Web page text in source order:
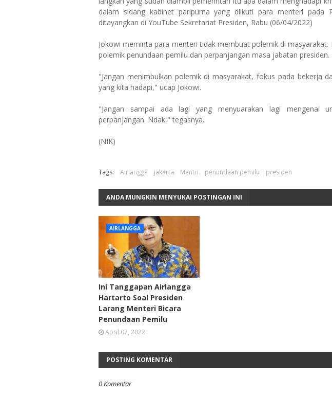
dalam sidang kabinet paripurna yang diikuti para menteri pada
ditayangkan di YouTube Sekretariat Presiden, Rabu (06/04/2022)
Jokowi meminta para menteri tidak membuat polemik di
polemik penundaan pemilu dan perpanjangan masa jabatan presiden.
"Jangan menimbulkan polemik di masyarakat, fokus pada bekerja
yang kita hadapi," ucap Jokowi.
"Jangan sampai ada lagi yang menyuarakan lagi mengenai
perpanjangan. Ndak," tegasnya.
(NIK)
Tags: Airlangga jakarta Mentri penundaan pemilu presiden
ANDA MUNGKIN MENYUKAI POSTINGAN INI
AIRLANGGA
Ini Tanggapan Airlangga
Hartarto Soal Presiden
Larang Menteri Bicara
Penundaan Pemilu
April 07, 2022
POSTING KOMENTAR
0 Komentar